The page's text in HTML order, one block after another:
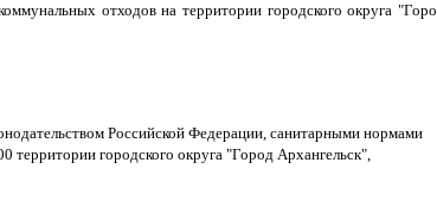
отходов на территории городского округа
Российской Федерации, санитарными нормами
городского округа "Город Архангельск",